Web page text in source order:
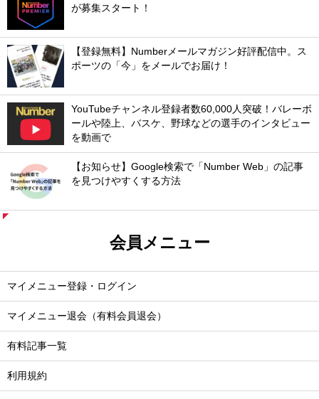
が募集スタート！
【登録無料】Numberメールマガジン好評配信中。ス
ポーツの「今」をメールでお届け！
YouTubeチャンネル登録者数60,000人突破！バレーボ
ールや陸上、バスケ、野球などの選手のインタビュー
を動画で
【お知らせ】Google検索で「Number Web」の記事
を見つけやすくする方法
会員メニュー
マイメニュー登録・ログイン
マイメニュー退会（有料会員退会）
有料記事一覧
利用規約